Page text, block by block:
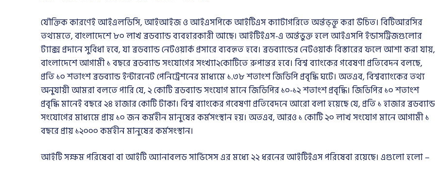
যৌক্তিক কারণেই আইএলডিসি, আইআইজ ও আইএসপিকে আইটিএস ক্যাটাগরিতে অর্ন্তভ্ক্তু করা উচিত। বিটিআরসির
তথ্যমতে, বাংলাদেশে ৮০ লাখ ব্রডব্যান্ড ব্যবহারকারী আছে। আইটিইএস-এ অর্ন্তভুক্ত হলে আইএসপি ইন্ডাসট্রিজগুলোর
ট্যাক্স প্রদানে সুবিধা হবে, যা ব্রডব্যান্ড নেটওয়ার্ক প্রসারে ব্যবহৃত হবে। ব্রডব্যান্ডের নেটওয়ার্ক বিস্তারের ফলে আশা করা যায়,
বাংলাদেশে আগামী ১ বছরে ব্রডব্যান্ড সংযোগের সংখ্যা২কোটিতে রুপান্তর হবে। বিশ্ব ব্যাংকের গবেষণা প্রতিবেদন বলছে,
প্রতি ১০ শতাংশ ব্রডব্যান্ড ইন্টারনেট পেনিট্রেশনের মাধ্যমে ১.৩৮ শতাংশ জিডিপি প্রবৃদ্ধি ঘটে। অতএব, বিশ্বব্যাংকের তথ্য
অনুযায়ী আমরা বলতে পারি যে, ২ কোটি ব্রডব্যান্ড সংযোগ মানে জিডিপির ১০-১২ শতাংশ প্রবৃদ্ধি। জিডিপির ১০ শতাংশ
প্রবৃদ্ধি মানেই বছরে ২৪ হাজার কোটি টাকা। বিশ্ব ব্যাংকের গবেষণা প্রতিবেদনে আরো বলা হয়েছে যে, প্রতি ১ হাজার ব্রডব্যান্ড
সংযোগের মাধ্যমে প্রায় ১০ জন কর্মহীন মানুষের কর্মসংস্থান হয়। অতএব, আরও ১ কোটি ২০ লাখ সংযোগ মানে আগামী ১
বছরে প্রায় ১২০০০ কর্মহীন মানুষের কর্মসংস্থান।
আইটি সক্ষম পরিষেবা বা আইটি অ্যানাবলড সার্ভিসেস এর মধ্যে ২২ ধরনের আইটিইএস পরিষেবা রয়েছে। এগুলো হলো –